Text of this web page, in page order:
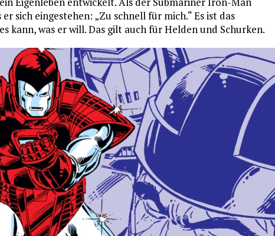
sich eingestehen: „Zu schnell für mich.“ Es ist das
kann, was er will. Das gilt auch für Helden und Schurken.